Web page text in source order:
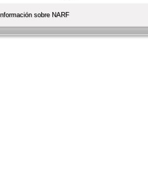
sobre NARF